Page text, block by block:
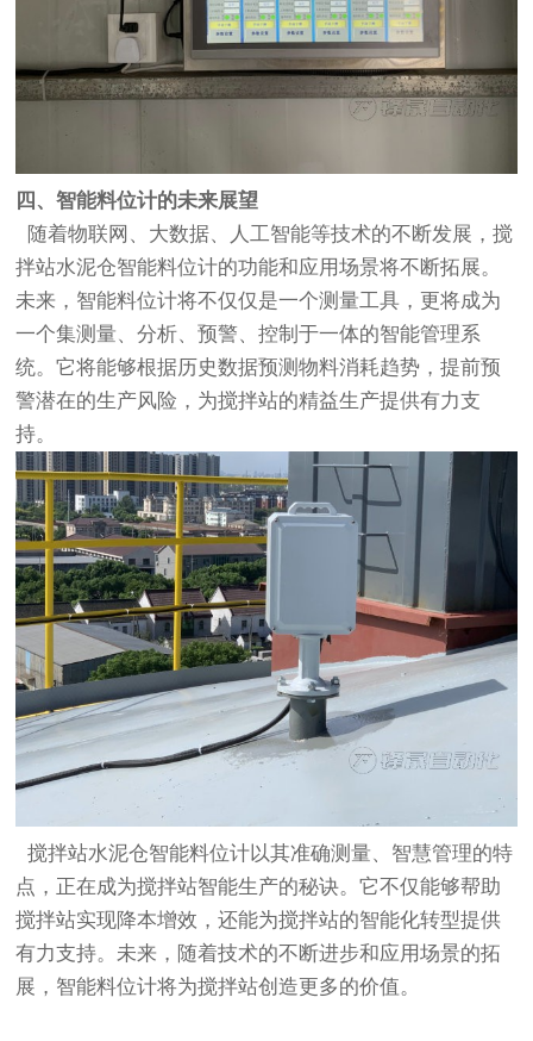
四、智能料位计的未来展望
随着物联网、大数据、人工智能等技术的不断发展，搅
拌站水泥仓智能料位计的功能和应用场景将不断拓展。
未来，智能料位计将不仅仅是一个测量工具，更将成为
一个集测量、分析、预警、控制于一体的智能管理系
统。它将能够根据历史数据预测物料消耗趋势，提前预
警潜在的生产风险，为搅拌站的精益生产提供有力支
持。
搅拌站水泥仓智能料位计以其准确测量、智慧管理的特
点，正在成为搅拌站智能生产的秘诀。它不仅能够帮助
搅拌站实现降本增效，还能为搅拌站的智能化转型提供
有力支持。未来，随着技术的不断进步和应用场景的拓
展，智能料位计将为搅拌站创造更多的价值。